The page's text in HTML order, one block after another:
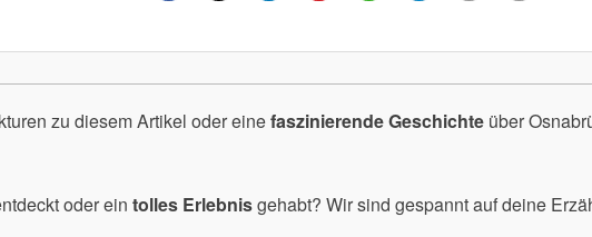
zu diesem Artikel oder einefaszinierende Geschichte über
oder ein tolles Erlebnisgehabt? Wir sind gespannt auf deine